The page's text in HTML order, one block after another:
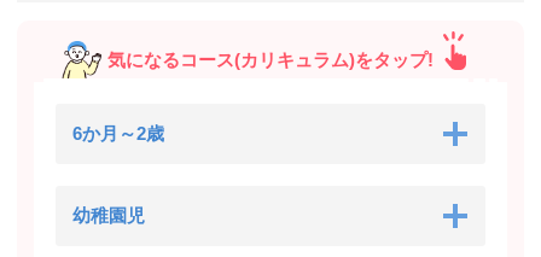
気になるコース(カリキュラム)をタップ!
6か月～2歳
幼稚園児